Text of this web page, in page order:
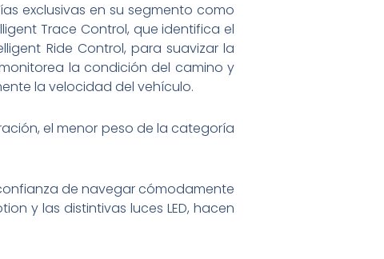
exclusivas en su segmento como
Trace Control, que identifica el
Ride Control, para suavizar la
la condición del camino y
la velocidad del vehículo.
el menor peso de la categoría
de navegar cómodamente
y las distintivas luces LED, hacen